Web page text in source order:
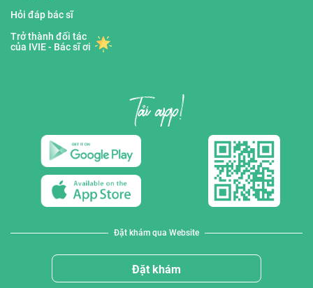
Hỏi đáp bác sĩ
Trở thành đối tác
của IVIE - Bác sĩ ơi
Đặt khám qua Website
Đặt khám